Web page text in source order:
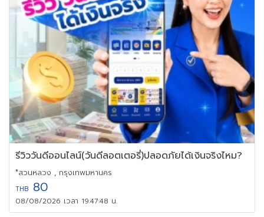
รีวิววันดีออนไลน์(วันดีลอตเตอรี่)ปลอดภัยได้เงินจริงไหม?
*สวนหลวง , กรุงเทพมหานคร
THB 80
08/08/2026 เวลา 19:47:48 น.